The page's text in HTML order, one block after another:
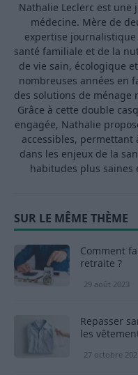
Nathalie Leclerc est une
médecine. Mère de
expertise
santé familiale et de la
de vie sain, écologique
nombreuses années en
des solutions de ménage
Grâce à cette double
engagée, Nathalie
accessibles,
dans les enjeux de la
habitudes plus saines
SUR LE MÊME THÈME
Comment
retraite ?
29 août 2023
Repasser
les
27 octobre